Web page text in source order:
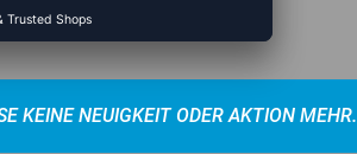
KEINE NEUIGKEIT ODER AKTION MEHR.